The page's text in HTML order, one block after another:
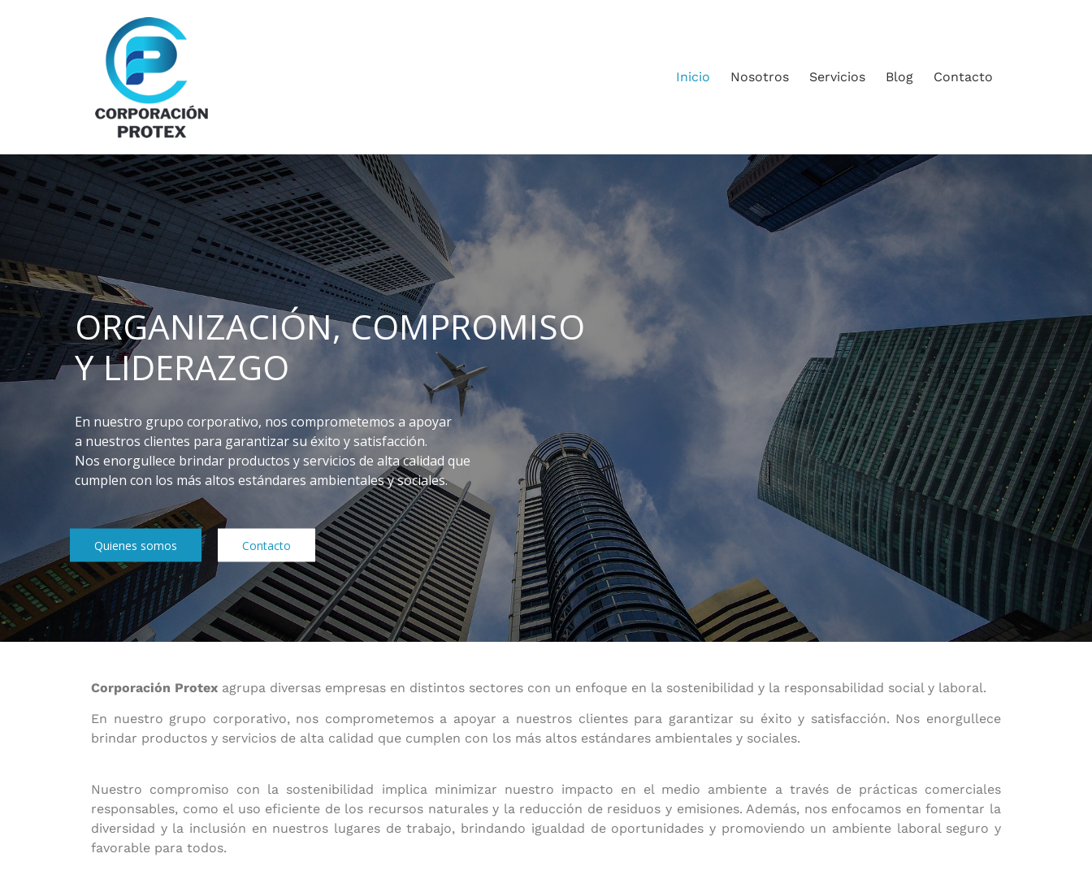
Inicio Nosotros Servicios Blog Contacto
ORGANIZACIÓN, COMPROMISO
Y LIDERAZGO
En nuestro grupo corporativo, nos comprometemos a apoyar
a nuestros clientes para garantizar su éxito y satisfacción.
Nos enorgullece brindar productos y servicios de alta calidad que
cumplen con los más altos estándares ambientales y sociales.
Quienes somos Contacto
Corporación Protex agrupa diversas empresas en distintos sectores con un enfoque en la sostenibilidad y la responsabilidad social y laboral.
En nuestro grupo corporativo, nos comprometemos a apoyar a nuestros clientes para garantizar su éxito y satisfacción. Nos enorgullece
brindar productos y servicios de alta calidad que cumplen con los más altos estándares ambientales y sociales.
Nuestro compromiso con la sostenibilidad implica minimizar nuestro impacto en el medio ambiente a través de prácticas comerciales
responsables, como el uso eficiente de los recursos naturales y la reducción de residuos y emisiones. Además, nos enfocamos en fomentar la
diversidad y la inclusión en nuestros lugares de trabajo, brindando igualdad de oportunidades y promoviendo un ambiente laboral seguro y
favorable para todos.